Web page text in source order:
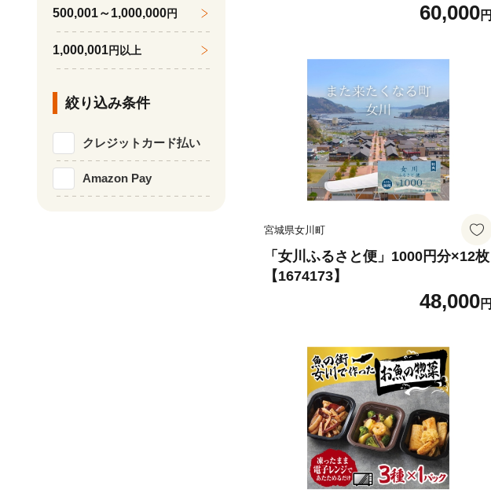
60,000円
宮城県女川町
「女川ふるさと便」1000円分×12枚
【1674173】
48,000円
500,001～1,000,000円
1,000,001円以上
絞り込み条件
クレジットカード払い
Amazon Pay